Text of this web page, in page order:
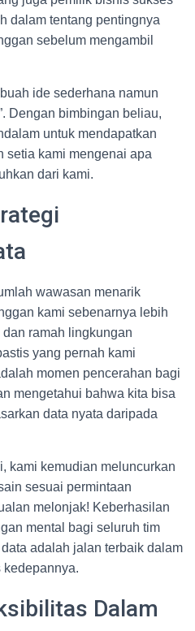
dalam tentang pentingnya
sebelum mengambil
ide sederhana namun
Dengan bimbingan beliau,
untuk mendapatkan
setia kami mengenai apa
dari kami.
wawasan menarik
kami sebenarnya lebih
ramah lingkungan
yang pernah kami
momen pencerahan bagi
mengetahui bahwa kita bisa
data nyata daripada
kami kemudian meluncurkan
sesuai permintaan
melonjak! Keberhasilan
mental bagi seluruh tim
adalah jalan terbaik dalam
kedepannya.
Dalam